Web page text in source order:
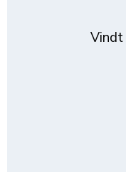
Vindt